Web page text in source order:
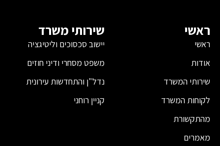
ראשי
ראשי
אודות
שירותי המשרד
לקוחות המשרד
מהתקשורת
מאמרים
שירותי משרד
יישוב סכסוכים וליטיגציה
משפט מסחרי ודיני חוזים
נדל"ן והתחדשות עירונית
קניין רוחני